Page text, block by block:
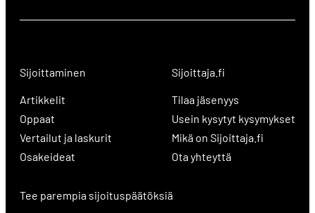
Sijoittaminen
Artikkelit
Oppaat
Vertailut ja laskurit
Osakeideat
Sijoittaja.fi
Tilaa jäsenyys
Usein kysytyt kysymykset
Mikä on Sijoittaja.fi
Ota yhteyttä
Tee parempia sijoituspäätöksiä